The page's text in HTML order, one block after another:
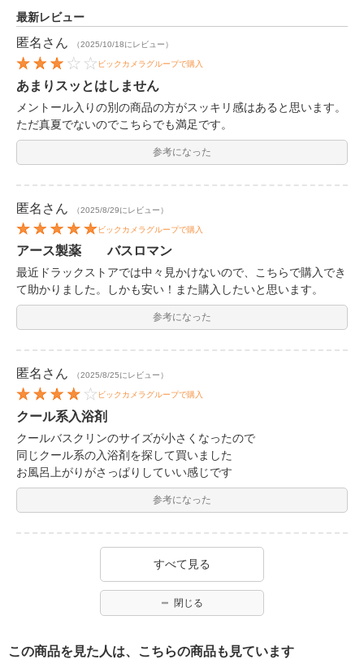
最新レビュー
匿名 さん （2025/10/18にレビュー）
ビックカメラグループで購入
あまりスッとはしません
メントール入りの別の商品の方がスッキリ感はあると思います。
ただ真夏でないのでこちらでも満足です。
参考になった
匿名 さん （2025/8/29にレビュー）
ビックカメラグループで購入
アース製薬 バスロマン
最近ドラックストアでは中々見かけないので、こちらで購入でき
て助かりました。しかも安い！また購入したいと思います。
参考になった
匿名 さん （2025/8/25にレビュー）
ビックカメラグループで購入
クール系入浴剤
クールバスクリンのサイズが小さくなったので
同じクール系の入浴剤を探して買いました
お風呂上がりがさっぱりしていい感じです
参考になった
すべて見る
閉じる
この商品を見た人は、こちらの商品も見ています